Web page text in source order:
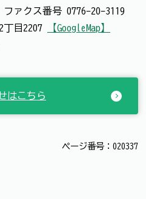
ファクス番号 0776-20-3119
目2207
【GoogleMap】
はこちら
ページ番号：020337